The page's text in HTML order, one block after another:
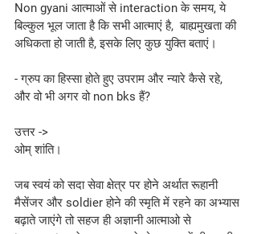
Non gyani आत्माओं से interaction के समय, ये
बिल्कुल भूल जाता है कि सभी आत्माएं है,  बाह्यमुखता की
अधिकता हो जाती है, इसके लिए कुछ युक्ति बताएं।
- ग्रुप का हिस्सा होते हुए उपराम और न्यारे कैसे रहे,
और वो भी अगर वो non bks हैं?
उत्तर ->
ओम् शांति।
जब स्वयं को सदा सेवा क्षेत्र पर होने अर्थात रूहानी
मैसेंजर और soldier होने की स्मृति में रहने का अभ्यास
बढ़ाते जाएंगे तो सहज ही अज्ञानी आत्माओ से